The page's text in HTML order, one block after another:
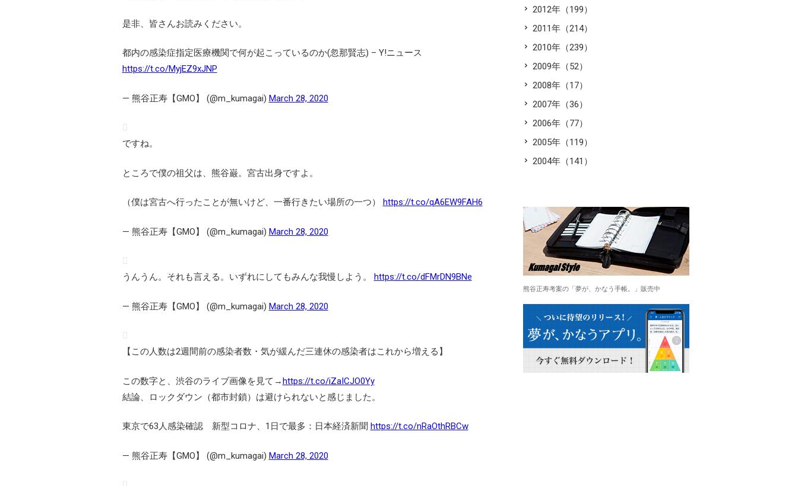
是非、皆さんお読みください。
都内の感染症指定医療機関で何が起こっているのか(忽那賢志) – Y!ニュース
https://t.co/MyjEZ9xJNP
— 熊谷正寿【GMO】 (@m_kumagai) March 28, 2020
ですね。
ところで僕の祖父は、熊谷巌。宮古出身ですよ。
（僕は宮古へ行ったことが無いけど、一番行きたい場所の一つ） https://t.co/qA6EW9FAH6
— 熊谷正寿【GMO】 (@m_kumagai) March 28, 2020
うんうん。それも言える。いずれにしてもみんな我慢しよう。 https://t.co/dFMrDN9BNe
— 熊谷正寿【GMO】 (@m_kumagai) March 28, 2020
【この人数は2週間前の感染者数・気が緩んだ三連休の感染者はこれから増える】
この数字と、渋谷のライブ画像を見て→https://t.co/iZaICJO0Yy
結論、ロックダウン（都市封鎖）は避けられないと感じました。
東京で63人感染確認 新型コロナ、1日で最多：日本経済新聞 https://t.co/nRaOthRBCw
— 熊谷正寿【GMO】 (@m_kumagai) March 28, 2020
2012年（199）
2011年（214）
2010年（239）
2009年（52）
2008年（17）
2007年（36）
2006年（77）
2005年（119）
2004年（141）
熊谷正寿考案の「夢が、かなう手帳。」販売中